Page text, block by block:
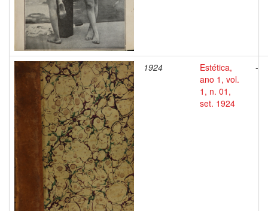
1924
Estética,
ano 1, vol.
1, n. 01,
set. 1924
-